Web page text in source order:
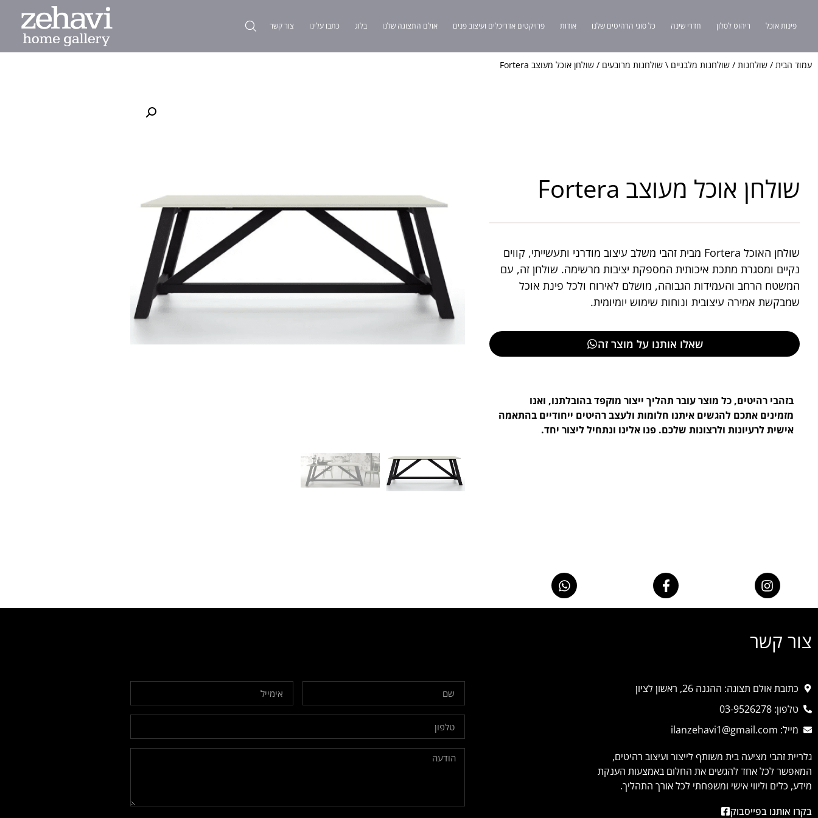
פינות אוכל ריהוט לסלון חדרי שינה כל סוגי הרהיטים שלנו אודות פרויקטים אדריכלים ועיצוב פנים אולם התצוגה שלנו בלוג כתבו עלינו צור קשר
עמוד הבית / שולחנות / שולחנות מלבניים \ שולחנות מרובעים / שולחן אוכל מעוצב Fortera
שולחן אוכל מעוצב Fortera
שולחן האוכל Fortera מבית זהבי משלב עיצוב מודרני ותעשייתי, קווים
נקיים ומסגרת מתכת איכותית המספקת יציבות מרשימה. שולחן זה, עם
המשטח הרחב והעמידות הגבוהה, מושלם לאירוח ולכל פינת אוכל
שמבקשת אמירה עיצובית ונוחות שימוש יומיומית.
שאלו אותנו על מוצר זה
בזהבי רהיטים, כל מוצר עובר תהליך ייצור מוקפד בהובלתנו, ואנו
מזמינים אתכם להגשים איתנו חלומות ולעצב רהיטים ייחודיים בהתאמה
אישית לרעיונות ולרצונות שלכם. פנו אלינו ונתחיל ליצור יחד.
צור קשר
כתובת אולם תצוגה: ההגנה 26, ראשון לציון
טלפון: 03-9526278
מייל: ilanzehavi1@gmail.com
גלריית זהבי מציעה בית משותף לייצור ועיצוב רהיטים,
המאפשר לכל אחד להגשים את החלום באמצעות הענקת
מידע, כלים וליווי אישי ומשפחתי לכל אורך התהליך.
בקרו אותנו בפייסבוק